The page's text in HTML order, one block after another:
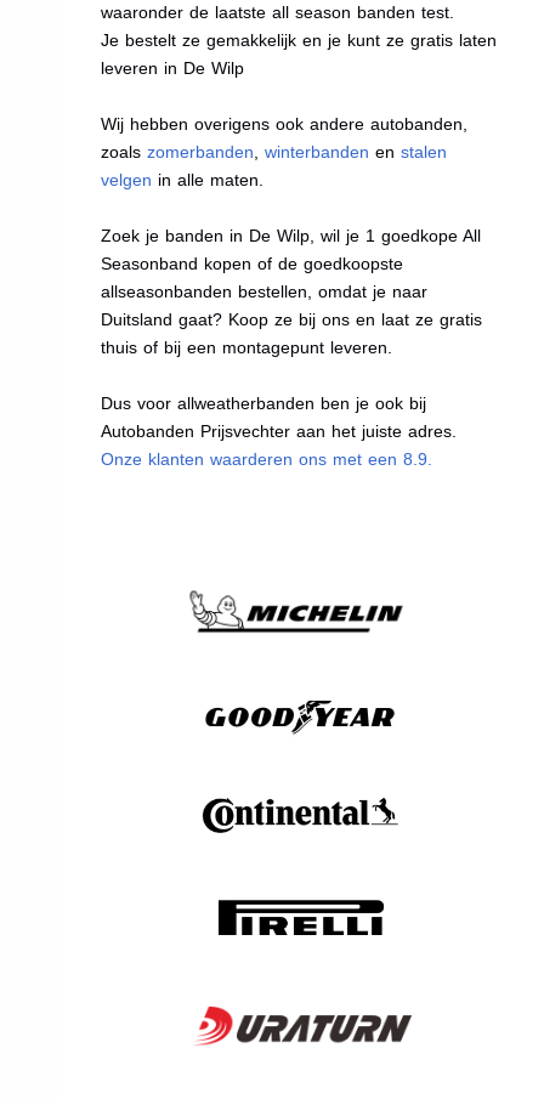
waaronder de laatste all season banden test.
Je bestelt ze gemakkelijk en je kunt ze gratis laten
leveren in De Wilp
Wij hebben overigens ook andere autobanden,
zoalszomerbanden ,winterbanden enstalen
velgen in alle maten.
Zoek je banden in De Wilp, wil je 1 goedkope All
Seasonband kopen of de goedkoopste
allseasonbanden bestellen, omdat je naar
Duitsland gaat? Koop ze bij ons en laat ze gratis
thuis of bij een montagepunt leveren.
Dus voor allweatherbanden ben je ook bij
Autobanden Prijsvechter aan het juiste adres.
Onze klanten waarderen ons met een 8.9.